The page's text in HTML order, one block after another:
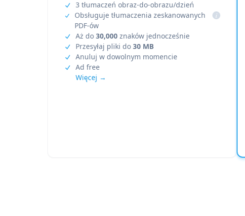
3 tłumaczeń obraz-do-obrazu/dzień
Obsługuje tłumaczenia zeskanowanych
PDF-ów
i
Aż do 30,000 znaków jednocześnie
Przesyłaj pliki do 30 MB
Anuluj w dowolnym momencie
Ad free
Więcej →